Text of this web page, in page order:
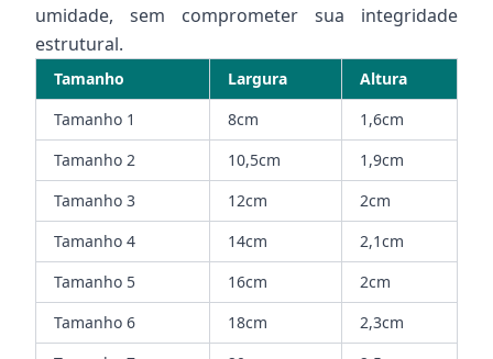
umidade, sem comprometer sua integridade
estrutural.
Tamanho Largura
Altura
Tamanho 1
8cm
1,6cm
Tamanho 2
10,5cm
1,9cm
Tamanho 3
12cm
2cm
Tamanho 4
14cm
2,1cm
Tamanho 5
16cm
2cm
Tamanho 6
18cm
2,3cm